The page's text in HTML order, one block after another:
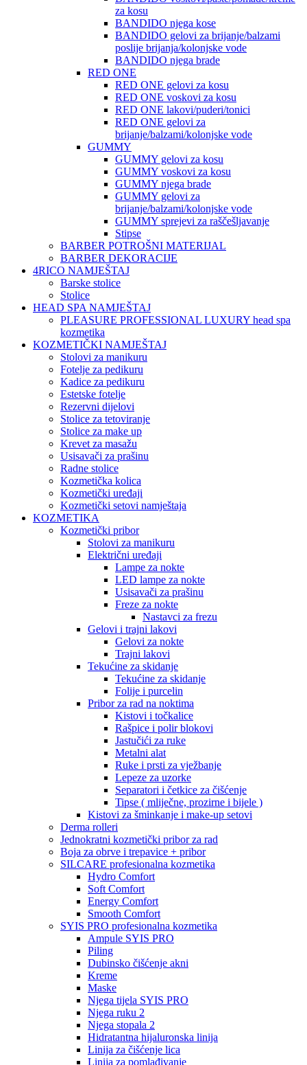
za kosu
BANDIDO njega kose
BANDIDO gelovi za brijanje/balzami
poslije brijanja/kolonjske vode
BANDIDO njega brade
RED ONE
RED ONE gelovi za kosu
RED ONE voskovi za kosu
RED ONE lakovi/puderi/tonici
RED ONE gelovi za
brijanje/balzami/kolonjske vode
GUMMY
GUMMY gelovi za kosu
GUMMY voskovi za kosu
GUMMY njega brade
GUMMY gelovi za
brijanje/balzami/kolonjske vode
GUMMY sprejevi za raščešljavanje
Stipse
BARBER POTROŠNI MATERIJAL
BARBER DEKORACIJE
4RICO NAMJEŠTAJ
Barske stolice
Stolice
HEAD SPA NAMJEŠTAJ
PLEASURE PROFESSIONAL LUXURY head spa
kozmetika
KOZMETIČKI NAMJEŠTAJ
Stolovi za manikuru
Fotelje za pedikuru
Kadice za pedikuru
Estetske fotelje
Rezervni dijelovi
Stolice za tetoviranje
Stolice za make up
Krevet za masažu
Usisavači za prašinu
Radne stolice
Kozmetička kolica
Kozmetički uređaji
Kozmetički setovi namještaja
KOZMETIKA
Kozmetički pribor
Stolovi za manikuru
Električni uređaji
Lampe za nokte
LED lampe za nokte
Usisavači za prašinu
Freze za nokte
Nastavci za frezu
Gelovi i trajni lakovi
Gelovi za nokte
Trajni lakovi
Tekućine za skidanje
Tekućine za skidanje
Folije i purcelin
Pribor za rad na noktima
Kistovi i točkalice
Rašpice i polir blokovi
Jastučići za ruke
Metalni alat
Ruke i prsti za vježbanje
Lepeze za uzorke
Separatori i četkice za čišćenje
Tipse ( mliječne, prozirne i bijele )
Kistovi za šminkanje i make-up setovi
Derma rolleri
Jednokratni kozmetički pribor za rad
Boja za obrve i trepavice + pribor
SILCARE profesionalna kozmetika
Hydro Comfort
Soft Comfort
Energy Comfort
Smooth Comfort
SYIS PRO profesionalna kozmetika
Ampule SYIS PRO
Piling
Dubinsko čišćenje akni
Kreme
Maske
Njega tijela SYIS PRO
Njega ruku 2
Njega stopala 2
Hidratantna hijaluronska linija
Linija za čišćenje lica
Linija za pomlađivanje